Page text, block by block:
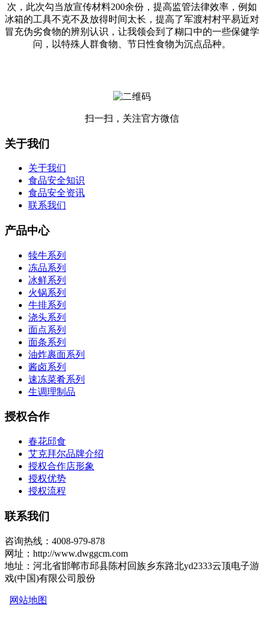
次，此次勾当放宣传材料200余份，提高监管法律效率，例如
冰箱的工具不克不及放得时间太长，提高了军渡村村平易近对
冒充伪劣食物的辨别认识，让我领会到了糊口中的一些保健学
问，以特殊人群食物、节日性食物为沉点品种。
扫一扫，关注官方微信
关于我们
关于我们
食品安全知识
食品安全资讯
联系我们
产品中心
犊牛系列
冻品系列
冰鲜系列
火锅系列
牛排系列
浇头系列
面点系列
面条系列
油炸裹面系列
酱卤系列
速冻菜肴系列
生调理制品
授权合作
春花邱食
艾克拜尔品牌介绍
授权合作店形象
授权优势
授权流程
联系我们
咨询热线：4008-979-878
网址：http://www.dwggcm.com
地址：河北省邯郸市邱县陈村回族乡东路北yd2333云顶电子游
戏(中国)有限公司股份
网站地图